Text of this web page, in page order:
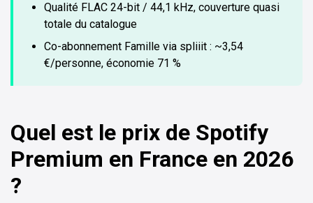
Qualité FLAC 24-bit / 44,1 kHz, couverture quasi
totale du catalogue
Co-abonnement Famille via spliiit : ~3,54
€/personne, économie 71 %
Quel est le prix de Spotify
Premium en France en 2026
?